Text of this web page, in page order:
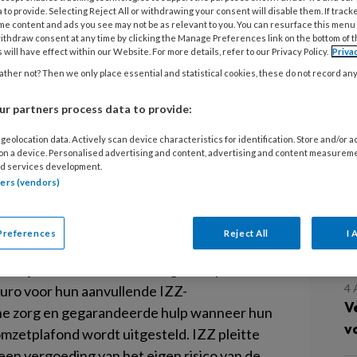
IZZ Zorgverzekering
van 385 euro gecompenseerd
en daardoor hun eigen risico
van mensen in de zorg,
geven. De zorgmedewerkers
collectiviteitskorting van 5 procent,
voor hun aanvullende IZZ-
zorg en gegarandeerde hulp wanneer hun
wordt uitgesteld. IZZ pleitte
4
to provide. Selecting Reject All or withdrawing your consent will disable them. If
content and ads you see may not be as relevant to you. You can resurface this
consent at any time by clicking the Manage Preferences link on the bottom of
will have effect within our Website. For more details, refer to our Privacy Policy.
not? Then we only place essential and statistical cookies, these do not record
partners process data to provide:
data. Actively scan device characteristics for identification. Store and/or
a device. Personalised advertising and content, advertising and content
services development.
(vendors)
Reject All I